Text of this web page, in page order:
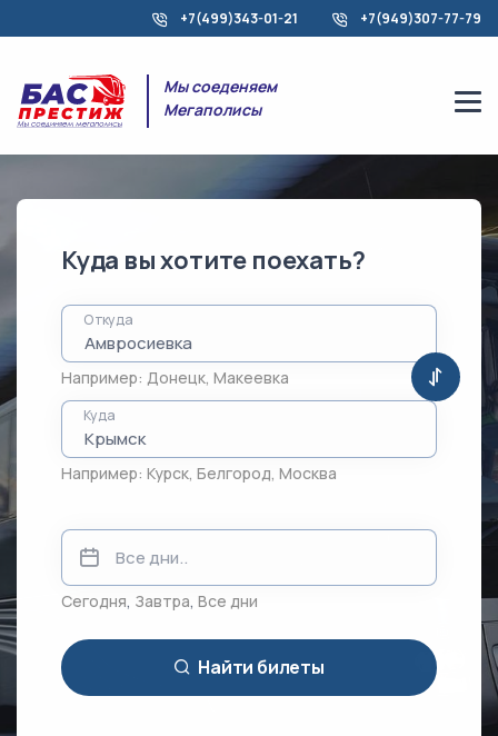
+7(499)343-01-21 +7(949)307-77-79
Мы соеденяем
Мегаполисы
Куда вы хотите поехать?
Откуда
Например: Донецк, Макеевка
Куда
Например: Курск, Белгород, Москва
Сегодня, Завтра, Все дни
Найти билеты